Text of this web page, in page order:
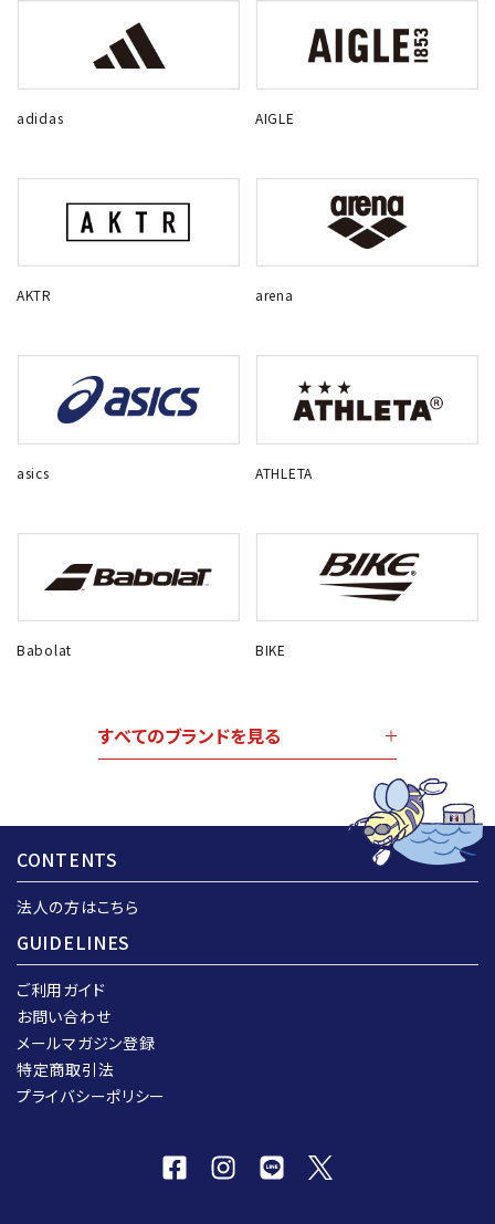
adidas AIGLE
AKTR arena
asics ATHLETA
Babolat BIKE
すべてのブランドを見る
CONTENTS
法人の方はこちら
GUIDELINES
ご利用ガイド
お問い合わせ
メールマガジン登録
特定商取引法
プライバシーポリシー